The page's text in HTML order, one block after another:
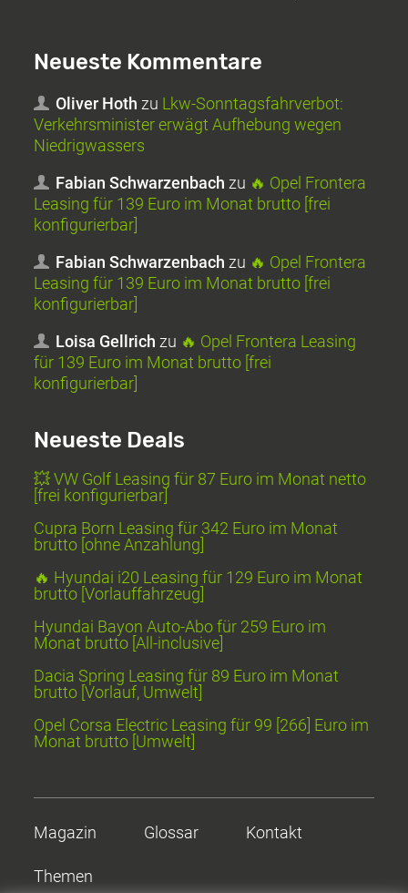
Neueste Kommentare
Oliver Hoth zu Lkw-Sonntagsfahrverbot:
Verkehrsminister erwägt Aufhebung wegen
Niedrigwassers
Fabian Schwarzenbach zu 🔥 Opel Frontera
Leasing für 139 Euro im Monat brutto [frei
konfigurierbar]
Fabian Schwarzenbach zu 🔥 Opel Frontera
Leasing für 139 Euro im Monat brutto [frei
konfigurierbar]
Loisa Gellrich zu 🔥 Opel Frontera Leasing
für 139 Euro im Monat brutto [frei
konfigurierbar]
Neueste Deals
💥 VW Golf Leasing für 87 Euro im Monat netto
[frei konfigurierbar]
Cupra Born Leasing für 342 Euro im Monat
brutto [ohne Anzahlung]
🔥 Hyundai i20 Leasing für 129 Euro im Monat
brutto [Vorlauffahrzeug]
Hyundai Bayon Auto-Abo für 259 Euro im
Monat brutto [All-inclusive]
Dacia Spring Leasing für 89 Euro im Monat
brutto [Vorlauf, Umwelt]
Opel Corsa Electric Leasing für 99 [266] Euro im
Monat brutto [Umwelt]
Magazin Glossar Kontakt
Themen